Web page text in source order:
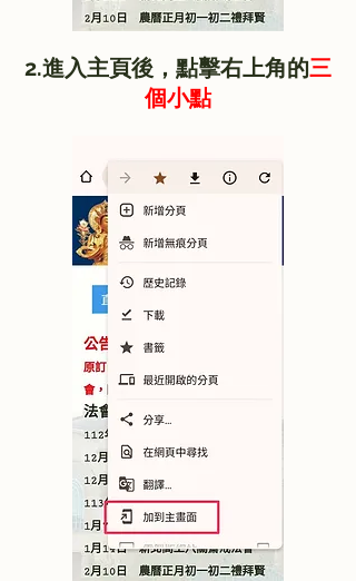
2.進入主頁後，點擊右上角的三
個小點